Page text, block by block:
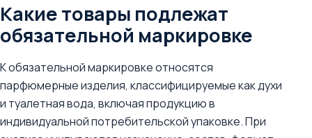
Какие товары подлежат
обязательной маркировке
К обязательной маркировке относятся
парфюмерные изделия, классифицируемые как духи
и туалетная вода, включая продукцию в
индивидуальной потребительской упаковке. При